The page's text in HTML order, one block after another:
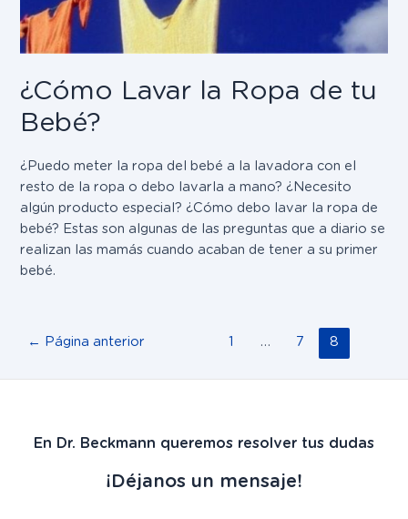
¿Cómo Lavar la Ropa de tu
Bebé?
¿Puedo meter la ropa del bebé a la lavadora con el
resto de la ropa o debo lavarla a mano? ¿Necesito
algún producto especial? ¿Cómo debo lavar la ropa de
bebé? Estas son algunas de las preguntas que a diario se
realizan las mamás cuando acaban de tener a su primer
bebé.
← Página anterior 1 … 7 8
En Dr. Beckmann queremos resolver tus dudas
¡Déjanos un mensaje!